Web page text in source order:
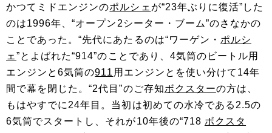
かつてミドエンジンのポルシェ が“23年ぶりに復活”した
のは1996年、“オープン2シーター・ブーム”のさなかの
ことであった。“先代にあたるのは“ワーゲン・ ポルシ
ェ”とよばれた“914”のことであり、4気筒のビートル用
エンジンと6気筒の911 用エンジンとを使い分けて14年
間で幕を閉じた。“2代目”のご存知ボクスターの方は、
もはやすでに24年目。当初は初めての水冷である2.5の
6気筒でスタートし、それが10年後の“718 ボクスタ